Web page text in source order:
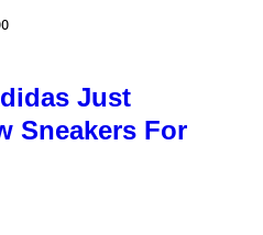
Just
Sneakers For